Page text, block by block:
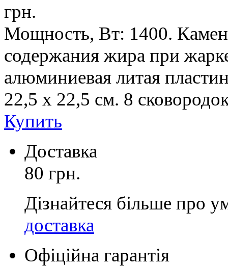
грн.
Мощность, Вт: 1400.
содержания жира при
алюминиевая литая
22,5 x 22,5 см. 8
Купить
Доставка
80 грн.
Дізнайтеся більше про
доставка
Офіційна гарантія